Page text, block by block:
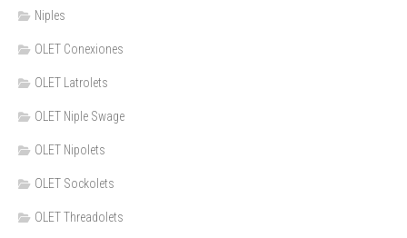
Niples
OLET Conexiones
OLET Latrolets
OLET Niple Swage
OLET Nipolets
OLET Sockolets
OLET Threadolets